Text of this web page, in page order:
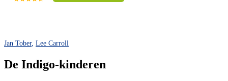
Jan Tober, Lee Carroll
De Indigo-kinderen